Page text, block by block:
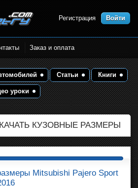
Регистрация Войти
Заказ и оплата
Статьи Книги
уроки
КУЗОВНЫЕ РАЗМЕРЫ
Mitsubishi Pajero Sport